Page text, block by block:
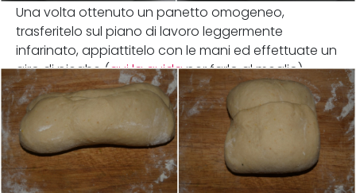
Una volta ottenuto un panetto omogeneo,
trasferitelo sul piano di lavoro leggermente
infarinato, appiattitelo con le mani ed effettuate un
giro di pieghe (qui la guidaper farlo al meglio).